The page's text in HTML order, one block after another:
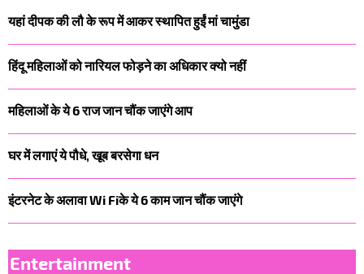
यहां दीपक की लौ के रूप में आकर स्थापित हुईं मां चामुंडा
हिंदू महिलाओं को नारियल फोड़ने का अधिकार क्यो नहीं
महिलाओं के ये 6 राज जान चौंक जाएंगे आप
घर में लगाएं ये पौधे, खूब बरसेगा धन
इंटरनेट के अलावा Wi Fiके ये 6 काम जान चौंक जाएंगे
Entertainment